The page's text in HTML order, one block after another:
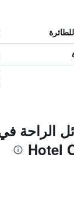
Hotel